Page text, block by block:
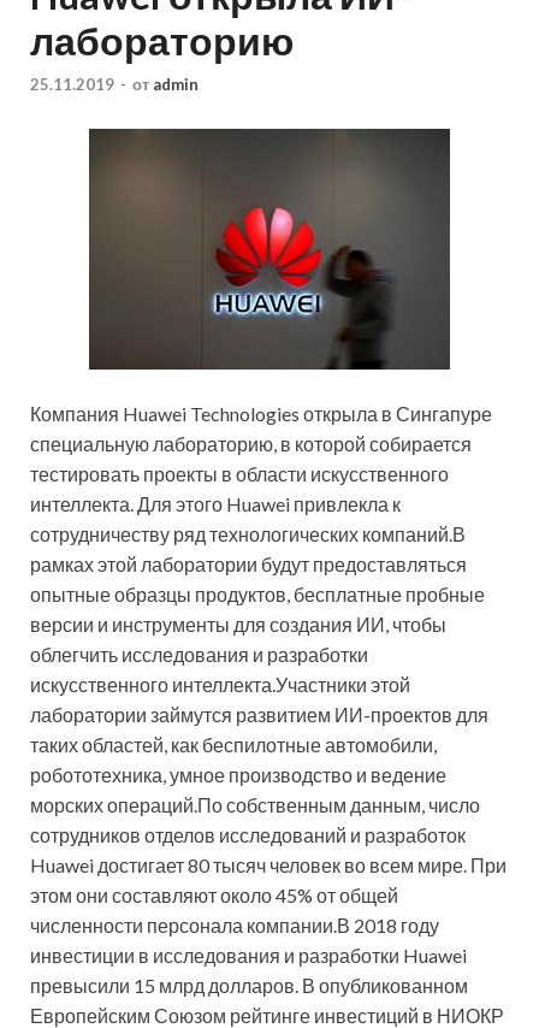
лабораторию
25.11.2019 - от admin
Компания Huawei Technologies открыла в Сингапуре
специальную лабораторию, в которой собирается
тестировать проекты в области искусственного
интеллекта. Для этого Huawei привлекла к
сотрудничеству ряд технологических компаний.В
рамках этой лаборатории будут предоставляться
опытные образцы продуктов, бесплатные пробные
версии и инструменты для создания ИИ, чтобы
облегчить исследования и разработки
искусственного интеллекта.Участники этой
лаборатории займутся развитием ИИ-проектов для
таких областей, как беспилотные автомобили,
робототехника, умное производство и ведение
морских операций.По собственным данным, число
сотрудников отделов исследований и разработок
Huawei достигает 80 тысяч человек во всем мире. При
этом они составляют около 45% от общей
численности персонала компании.В 2018 году
инвестиции в исследования и разработки Huawei
превысили 15 млрд долларов. В опубликованном
Европейским Союзом рейтинге инвестиций в НИОКР